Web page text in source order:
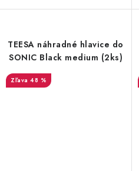
TEESA náhradné hlavice do
SONIC Black medium (2ks)
48 %